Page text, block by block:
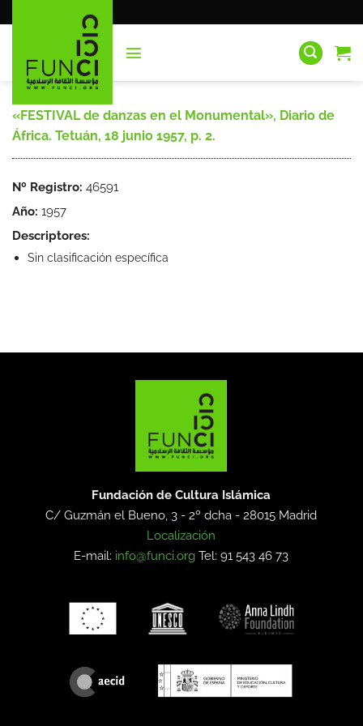
al
«FESTIVAL de danzas en el Monumental», Diario de
África. Tetuán, 18 junio 1957, p. 2.
Nº Registro: 46591
Año: 1957
Descriptores:
Sin clasificación específica
Fundación de Cultura Islámica
C/ Guzmán el Bueno, 3 - 2º dcha -28015 Madrid
Localización
E-mail: info@funci.org Tel: 91 543 46 73